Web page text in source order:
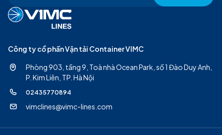
Công ty cổ phần Vận tải Container VIMC
Phòng 903, tầng 9, Toà nhà Ocean Park, số 1 Đào Duy Anh,
P. Kim Liên, TP. Hà Nội
02435770894
vimclines@vimc-lines.com